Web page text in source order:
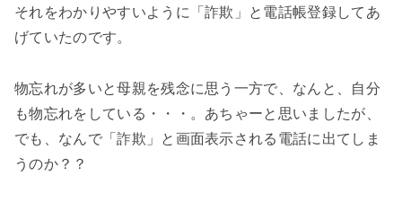
それをわかりやすいように「詐欺」と電話帳登録してあ
げていたのです。
物忘れが多いと母親を残念に思う一方で、なんと、自分
も物忘れをしている・・・。あちゃーと思いましたが、
でも、なんで「詐欺」と画面表示される電話に出てしま
うのか？？